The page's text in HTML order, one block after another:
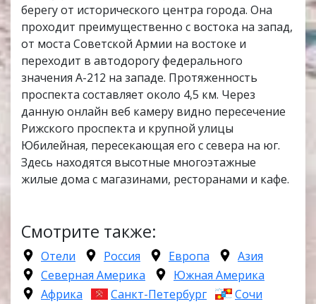
берегу от исторического центра города. Она
проходит преимущественно с востока на запад,
от моста Советской Армии на востоке и
переходит в автодорогу федерального
значения A-212 на западе. Протяженность
проспекта составляет около 4,5 км. Через
данную онлайн веб камеру видно пересечение
Рижского проспекта и крупной улицы
Юбилейная, пересекающая его с севера на юг.
Здесь находятся высотные многоэтажные
жилые дома с магазинами, ресторанами и кафе.
Смотрите также:
Отели Россия Европа
Азия
Северная Америка
Южная Америка
Африка
Санкт-Петербург
Сочи